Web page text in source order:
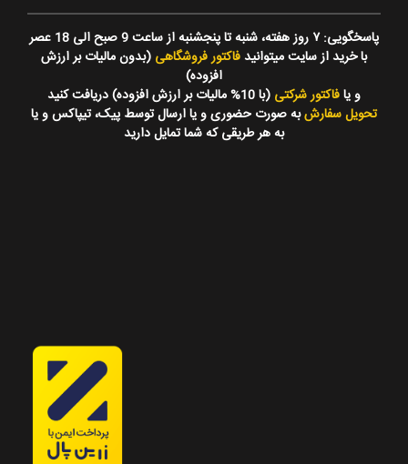
پاسخگویی: ۷ روز هفته، شنبه تا پنجشنبه از ساعت 9 صبح الی 18 عصر
با خرید از سایت میتوانیدفاکتور فروشگاهی (بدون مالیات بر ارزش
افزوده)
و یافاکتور شرکتی (با 10% مالیات بر ارزش افزوده) دریافت کنید
تحویل سفارشبه صورت حضوری و یا ارسال توسط پیک، تیپاکس و یا
به هر طریقی که شما تمایل دارید